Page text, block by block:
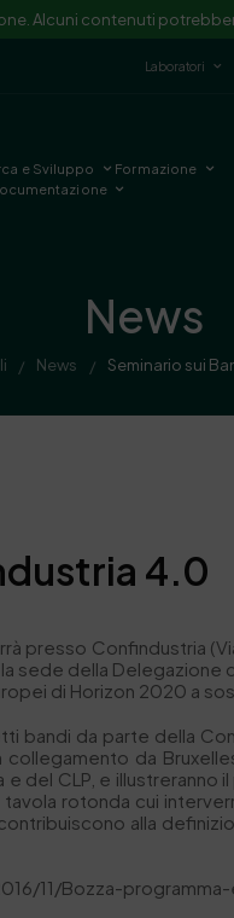
Alcuni contenuti
Laboratori
e Sviluppo
Formazione
News
/ News / Seminario sui
4.0
presso Confindustria
sede della
di Horizon 2020 a
bandi da parte della
da
CLP, e illustreranno
rotonda cui
alla
11/Bozza-